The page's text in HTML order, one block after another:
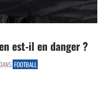
est-il en danger ?
DANS FOOTBALL